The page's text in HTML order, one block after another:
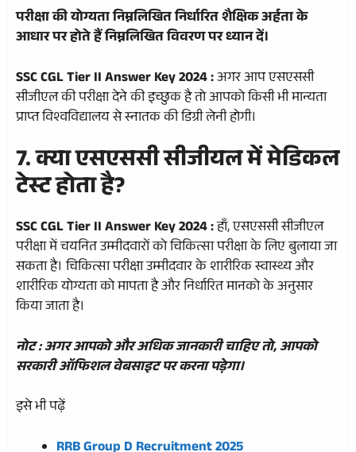
परीक्षा की योग्यता निम्नलिखित निर्धारित शैक्षिक अर्हता के
आधार पर होते हैं निम्नलिखित विवरण पर ध्यान दें।
SSC CGL Tier II Answer Key 2024 :अगर आप एसएससी
सीजीएल की परीक्षा देने की इच्छुक है तो आपको किसी भी मान्यता
प्राप्त विश्वविद्यालय से स्नातक की डिग्री लेनी होगी।
7. क्या एसएससी सीजीयल में मेडिकल
टेस्ट होता है?
SSC CGL Tier II Answer Key 2024 :हाँ, एसएससी सीजीएल
परीक्षा में चयनित उम्मीदवारों को चिकित्सा परीक्षा के लिए बुलाया जा
सकता है। चिकित्सा परीक्षा उम्मीदवार के शारीरिक स्वास्थ्य और
शारीरिक योग्यता को मापता है और निर्धारित मानको के अनुसार
किया जाता है।
नोट : अगर आपको और अधिक जानकारी चाहिए तो, आपको
सरकारी ऑफिशल वेबसाइट पर करना पड़ेगा।
इसे भी पढ़ें